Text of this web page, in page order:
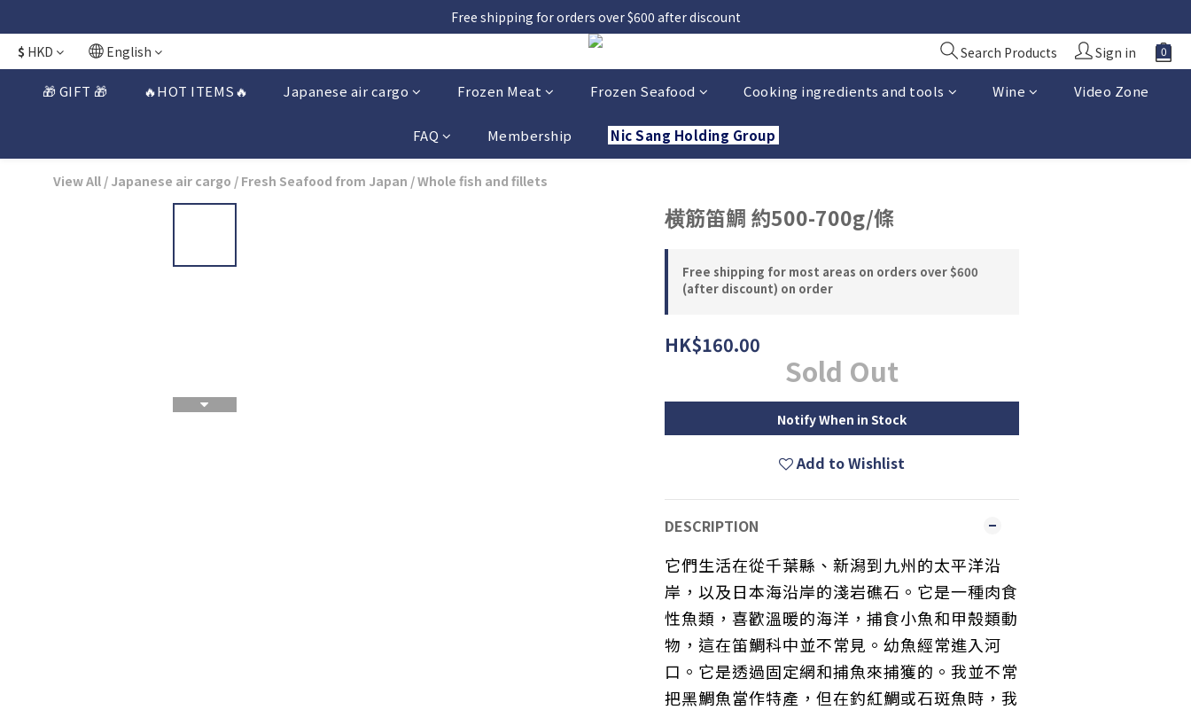
日本接近假期，貨源較不穩定；如想在 8 月 11 日至 8 月 15 日收貨，請務必於 8 月 10 日前落單
Free shipping for orders over $600 after discount
日本接近假期，貨源較不穩定；如想在 8 月 11 日至 8 月 15 日收貨，請務必於 8 月 10 日前落單
$ HKD English Search Products Sign in
🎁 GIFT 🎁 🔥HOT ITEMS🔥 Japanese air cargo Frozen Meat Frozen Seafood Cooking ingredients and tools Wine Video Zone
FAQ Membership Nic Sang Holding Group
View All / Japanese air cargo / Fresh Seafood from Japan /Whole fish and fillets
横筋笛鯛 約500-700g/條
Free shipping for most areas on orders over $600
(after discount) on order
HK$160.00
Sold Out
Notify When in Stock
Add to Wishlist
DESCRIPTION
它們生活在從千葉縣、新潟到九州的太平洋沿
岸，以及日本海沿岸的淺岩礁石。它是一種肉食
性魚類，喜歡溫暖的海洋，捕食小魚和甲殼類動
物，這在笛鯛科中並不常見。幼魚經常進入河
口。它是透過固定網和捕魚來捕獲的。我並不常
把黑鯛魚當作特產，但在釣紅鯛或石斑魚時，我